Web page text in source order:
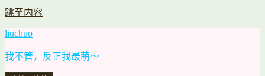
跳至内容
liuchuo
我不管，反正我最萌～